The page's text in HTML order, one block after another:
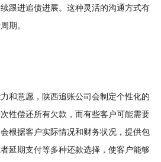
跟进追债进展。这种灵活的沟通方式有
期。
意愿，陕西追账公司会制定个性化的
性偿还所有欠款，而有些客户可能需要
根据客户实际情况和财务状况，提供包
延期支付等多种还款选择，使客户能够